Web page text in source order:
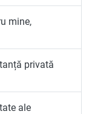
mine,
privată
ale